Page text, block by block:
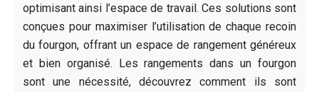
optimisant ainsi l’espace de travail. Ces solutions sont
conçues pour maximiser l’utilisation de chaque recoin
du fourgon, offrant un espace de rangement généreux
et bien organisé. Les rangements dans un fourgon
sont une nécessité, découvrez comment ils sont